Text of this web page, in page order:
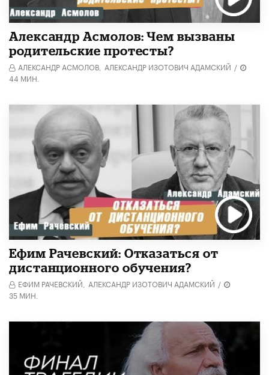
Александр Асмолов: Чем вызваны
родительские протесты?
АЛЕКСАНДР АСМОЛОВ, АЛЕКСАНДР ИЗОТОВИЧ АДАМСКИЙ /
44 МИН.
Ефим Рачевский: Отказаться от
дистанционного обучения?
ЕФИМ РАЧЕВСКИЙ, АЛЕКСАНДР ИЗОТОВИЧ АДАМСКИЙ /
35 МИН.